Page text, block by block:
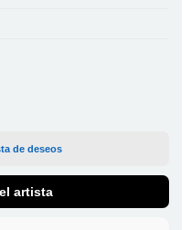
de deseos
artista